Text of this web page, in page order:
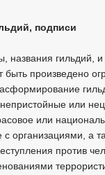
подписи
названия гильдий,
произведено
или
или
организациями, а
против